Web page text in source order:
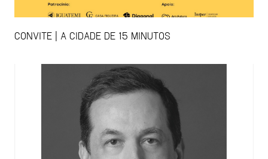
CONVITE | A CIDADE DE 15 MINUTOS